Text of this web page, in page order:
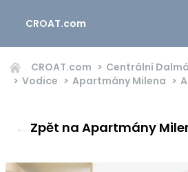
CROAT.com
CROAT.com
Centrální
Vodice
Apartmány Milena
← Zpět na Apartmány